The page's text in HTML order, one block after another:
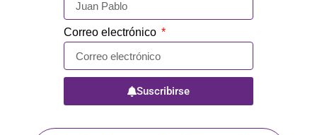
Correo electrónico
Suscribirse